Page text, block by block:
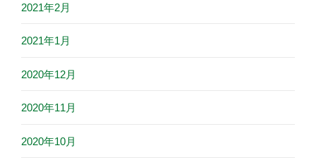
2021年2月
2021年1月
2020年12月
2020年11月
2020年10月